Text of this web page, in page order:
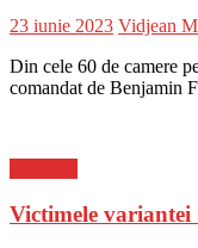
Posted
23 iunie 2023 Author
Vidjean
Din cele 60 de camere
comandat de Benjamin
Victimele